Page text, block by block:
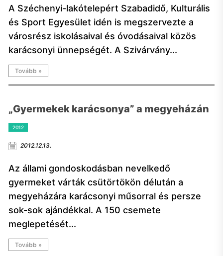
A Széchenyi-lakótelepért Szabadidő, Kulturális
és Sport Egyesület idén is megszervezte a
városrész iskolásaival és óvodásaival közös
karácsonyi ünnepségét. A Szivárvány...
Tovább »
„Gyermekek karácsonya” a megyeházán
2012
2012.12.13.
Az állami gondoskodásban nevelkedő
gyermeket várták csütörtökön délután a
megyeházára karácsonyi műsorral és persze
sok-sok ajándékkal. A 150 csemete
meglepetését...
Tovább »